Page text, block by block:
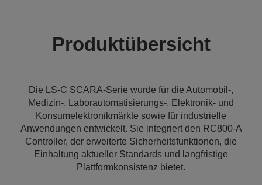
Produktübersicht
Die LS-C SCARA-Serie wurde für die Automobil-,
Medizin-, Laborautomatisierungs-, Elektronik- und
Konsumelektronikmärkte sowie für industrielle
Anwendungen entwickelt. Sie integriert den RC800‑A
Controller, der erweiterte Sicherheitsfunktionen, die
Einhaltung aktueller Standards und langfristige
Plattformkonsistenz bietet.